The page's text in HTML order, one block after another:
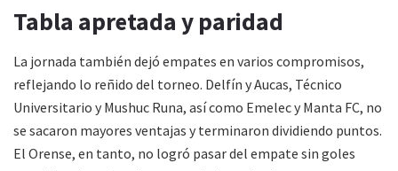
Tabla apretada y paridad
La jornada también dejó empates en varios compromisos,
reflejando lo reñido del torneo. Delfín y Aucas, Técnico
Universitario y Mushuc Runa, así como Emelec y Manta FC, no
se sacaron mayores ventajas y terminaron dividiendo puntos.
El Orense, en tanto, no logró pasar del empate sin goles